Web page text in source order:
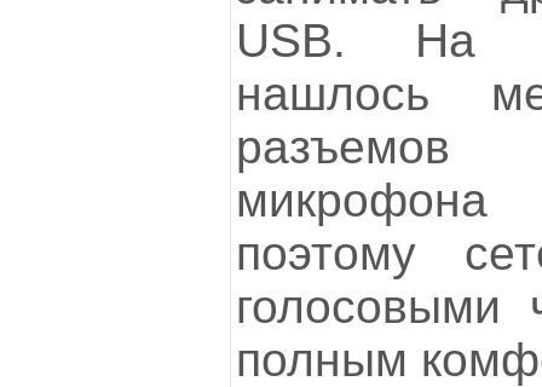
USB. На
нашлось
поэтому
голосовыми
полным